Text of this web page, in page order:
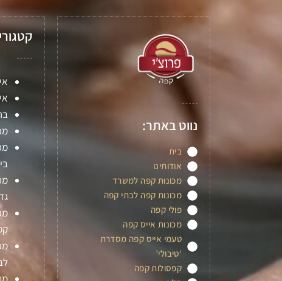
נווט באתר:
בית
אודותינו
מכונות קפה למשרד
מכונות קפה לבתי קפה
פולי קפה
מכונות אייס קפה
טעמי אייס קפה מסדרת
‘טיבולי’
קפסולות קפה